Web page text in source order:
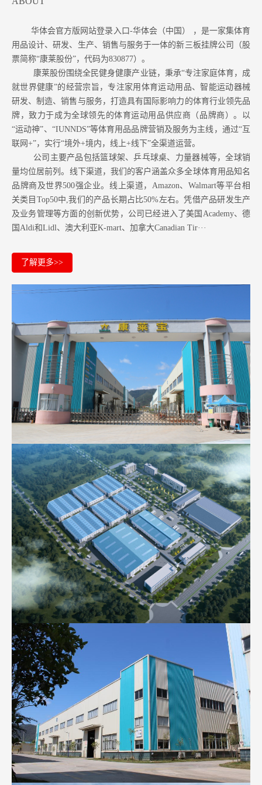
华体会官方版网站登录入口-华体会（中国） ，是一家集体育
用品设计、研发、生产、销售与服务于一体的新三板挂牌公司（股
票简称“康莱股份”，代码为830877）。
康莱股份围绕全民健身健康产业链，秉承“专注家庭体育，成
就世界健康”的经营宗旨，专注家用体育运动用品、智能运动器械
研发、制造、销售与服务，打造具有国际影响力的体育行业领先品
牌，致力于成为全球领先的体育运动用品供应商（品牌商）。以
“运动神”、“IUNNDS”等体育用品品牌营销及服务为主线，通过“互
联网+”，实行“境外+境内，线上+线下”全渠道运营。
公司主要产品包括篮球架、乒乓球桌、力量器械等，全球销
量均位居前列。 线下渠道，我们的客户涵盖众多全球体育用品知名
品牌商及世界500强企业。 线上渠道，Amazon、Walmart等平台相
关类目Top50中,我们的产品长期占比50%左右。凭借产品研发生产
及业务管理等方面的创新优势，公司已经进入了美国Academy、德
国Aldi和Lidl、澳大利亚K-mart、加拿大Canadian Tir···
了解更多>>